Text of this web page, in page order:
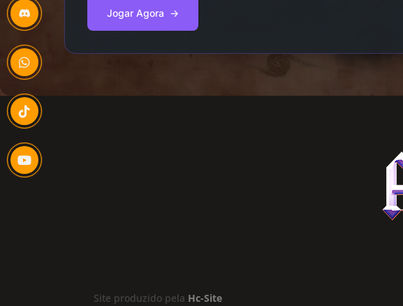
Jogar Agora →
Site produzido pela Hc-Site